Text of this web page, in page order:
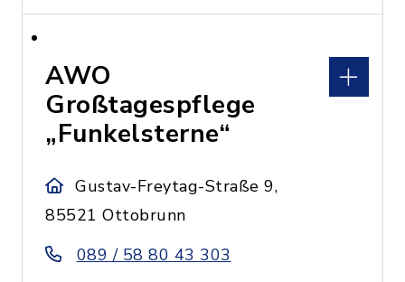
AWO
Großtagespflege
„Funkelsterne“
Gustav-Freytag-Straße 9,
85521 Ottobrunn
089 / 58 80 43 303